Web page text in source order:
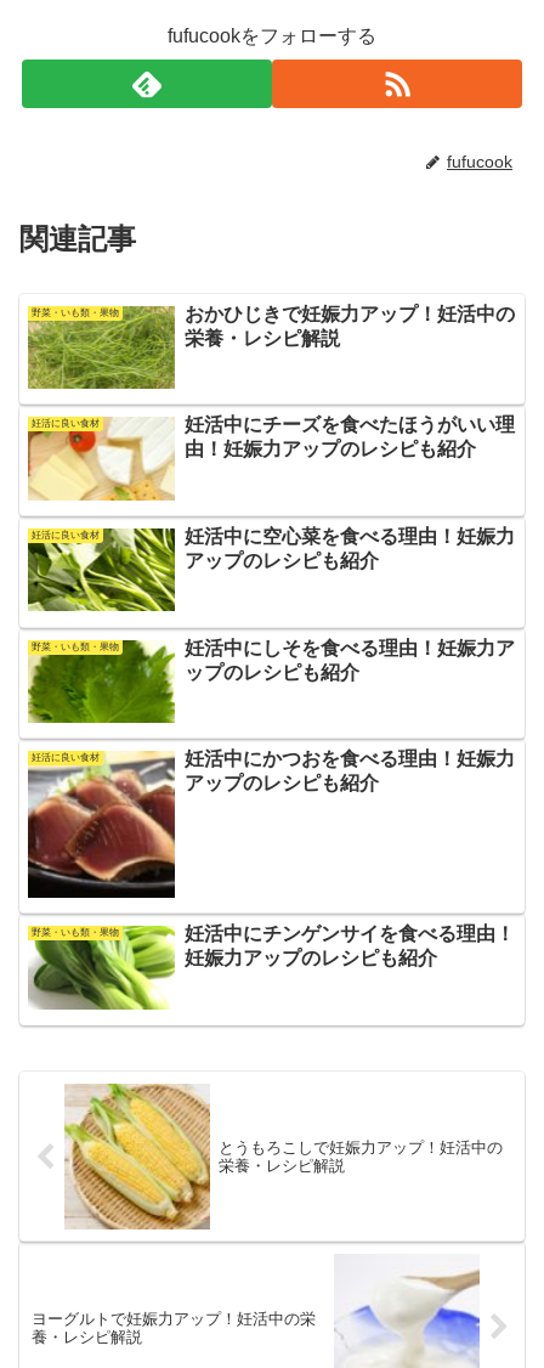
fufucookをフォローする
fufucook
関連記事
野菜・いも類・果物
おかひじきで妊娠力アップ！妊活中の
栄養・レシピ解説
妊活に良い食材
妊活中にチーズを食べたほうがいい理
由！妊娠力アップのレシピも紹介
妊活に良い食材
妊活中に空心菜を食べる理由！妊娠力
アップのレシピも紹介
野菜・いも類・果物
妊活中にしそを食べる理由！妊娠力ア
ップのレシピも紹介
妊活に良い食材
妊活中にかつおを食べる理由！妊娠力
アップのレシピも紹介
野菜・いも類・果物
妊活中にチンゲンサイを食べる理由！
妊娠力アップのレシピも紹介
とうもろこしで妊娠力アップ！妊活中の
栄養・レシピ解説
ヨーグルトで妊娠力アップ！妊活中の栄
養・レシピ解説